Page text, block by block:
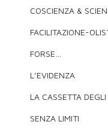
COSCIENZA &
FACILITAZIONE-
FORSE…
L’EVIDENZA
LA CASSETTA
SENZA LIMITI